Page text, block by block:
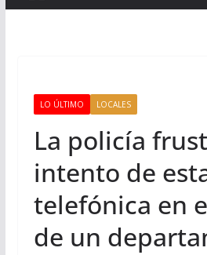
LO ÚLTIMO LOCALES
La policía
intento de
telefónica en
de un